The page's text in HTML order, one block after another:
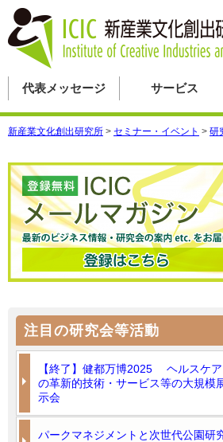
代表メッセージ サービス
新産業文化創出研究所 > セミナー・イベント > 研
注目の研究会等活動
【終了】健都万博2025 ヘルスケア
の革新的技術・サービス等の大規模
示会
パークマネジメントと次世代公園研